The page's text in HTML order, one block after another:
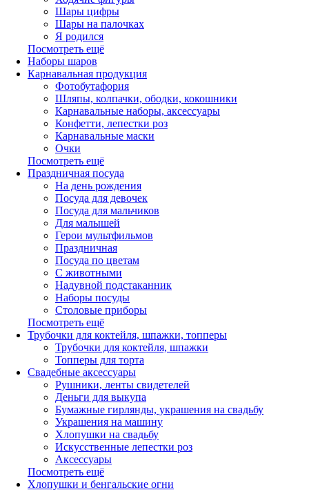
Шары цифры
Шары на палочках
Я родился
Посмотреть ещё
Наборы шаров
Карнавальная продукция
Фотобутафория
Шляпы, колпачки, ободки, кокошники
Карнавальные наборы, аксессуары
Конфетти, лепестки роз
Карнавальные маски
Очки
Посмотреть ещё
Праздничная посуда
На день рождения
Посуда для девочек
Посуда для мальчиков
Для малышей
Герои мультфильмов
Праздничная
Посуда по цветам
С животными
Надувной подстаканник
Наборы посуды
Столовые приборы
Посмотреть ещё
Трубочки для коктейля, шпажки, топперы
Трубочки для коктейля, шпажки
Топперы для торта
Свадебные аксессуары
Рушники, ленты свидетелей
Деньги для выкупа
Бумажные гирлянды, украшения на свадьбу
Украшения на машину
Хлопушки на свадьбу
Искусственные лепестки роз
Аксессуары
Посмотреть ещё
Хлопушки и бенгальские огни